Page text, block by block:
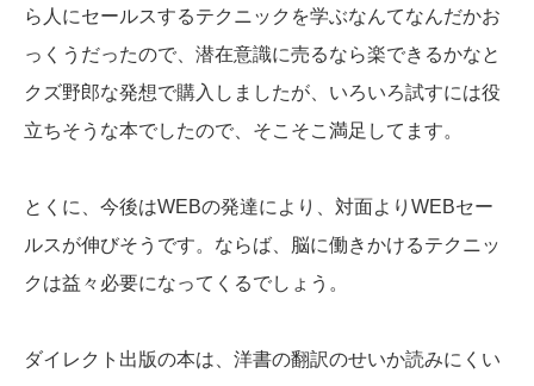
ら人にセールスするテクニックを学ぶなんてなんだかお
っくうだったので、潜在意識に売るなら楽できるかなと
クズ野郎な発想で購入しましたが、いろいろ試すには役
立ちそうな本でしたので、そこそこ満足してます。
とくに、今後はWEBの発達により、対面よりWEBセー
ルスが伸びそうです。ならば、脳に働きかけるテクニッ
クは益々必要になってくるでしょう。
ダイレクト出版の本は、洋書の翻訳のせいか読みにくい